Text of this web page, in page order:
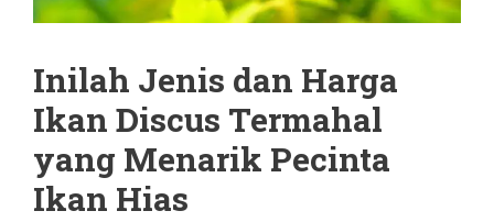
Inilah Jenis dan Harga
Ikan Discus Termahal
yang Menarik Pecinta
Ikan Hias